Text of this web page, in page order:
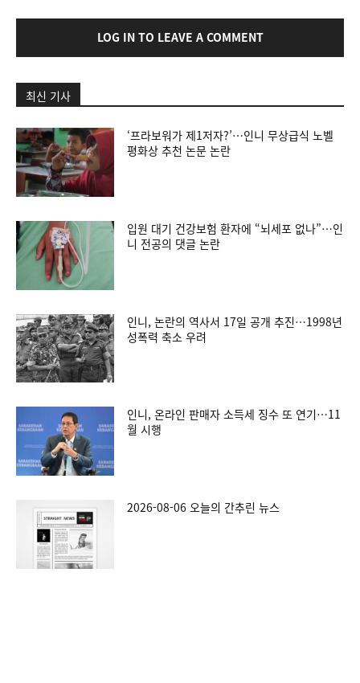
LOG IN TO LEAVE A COMMENT
최신 기사
‘프라보워가 제1저자?’…인니 무상급식 노벨
평화상 추천 논문 논란
입원 대기 건강보험 환자에 “뇌세포 없나”…인
니 전공의 댓글 논란
인니, 논란의 역사서 17일 공개 추진…1998년
성폭력 축소 우려
인니, 온라인 판매자 소득세 징수 또 연기…11
월 시행
2026-08-06 오늘의 간추린 뉴스